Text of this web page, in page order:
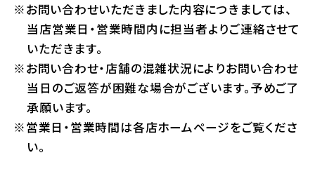
Hotmailをご利用の方
Gmailをご利用の方
お問い合わせいただきました内容につきましては、
当店営業日・営業時間内に担当者よりご連絡させて
いただきます。
お問い合わせ・店舗の混雑状況によりお問い合わせ
当日のご返答が困難な場合がございます。予めご了
承願います。
営業日・営業時間は各店ホームページをご覧くださ
い。
千葉県
ホンダドリーム 船橋
ホンダドリーム 松戸
ホンダドリーム 姫路
ホンダドリーム 西宮甲子園
奈良県
ホンダドリーム 奈良